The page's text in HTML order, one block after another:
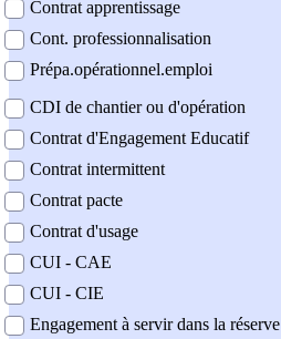
Contrat apprentissage
Cont. professionnalisation
Prépa.opérationnel.emploi
CDI de chantier ou d'opération
Contrat d'Engagement Educatif
Contrat intermittent
Contrat pacte
Contrat d'usage
CUI - CAE
CUI - CIE
Engagement à servir dans la réserve